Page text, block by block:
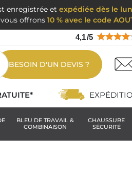
enregistrée etexpédiée dès le
offrons 10 % avec le code
4,1/5
BESOIN D'UN DEVIS ?
BLEU DE TRAVAIL &
COMBINAISON
CHAUSSURE
SÉCURITÉ